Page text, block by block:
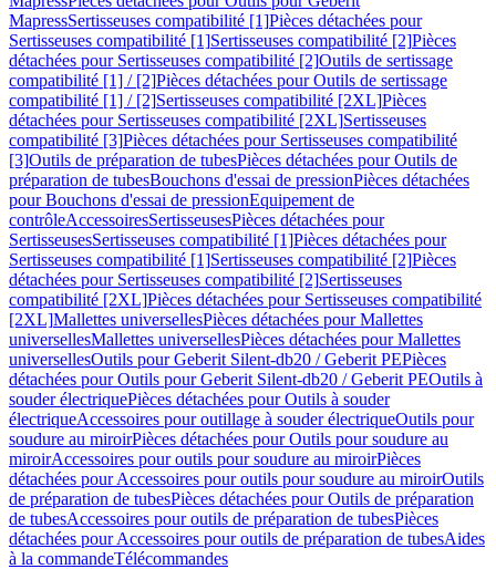
MapressSertisseuses compatibilité [1]Pièces détachées pour
Sertisseuses compatibilité [1]Sertisseuses compatibilité [2]Pièces
détachées pour Sertisseuses compatibilité [2]Outils de sertissage
compatibilité [1] / [2]Pièces détachées pour Outils de sertissage
compatibilité [1] / [2]Sertisseuses compatibilité [2XL]Pièces
détachées pour Sertisseuses compatibilité [2XL]Sertisseuses
compatibilité [3]Pièces détachées pour Sertisseuses compatibilité
[3]Outils de préparation de tubesPièces détachées pour Outils de
préparation de tubesBouchons d'essai de pressionPièces détachées
pour Bouchons d'essai de pressionEquipement de
contrôleAccessoiresSertisseusesPièces détachées pour
SertisseusesSertisseuses compatibilité [1]Pièces détachées pour
Sertisseuses compatibilité [1]Sertisseuses compatibilité [2]Pièces
détachées pour Sertisseuses compatibilité [2]Sertisseuses
compatibilité [2XL]Pièces détachées pour Sertisseuses compatibilité
[2XL]Mallettes universellesPièces détachées pour Mallettes
universellesMallettes universellesPièces détachées pour Mallettes
universellesOutils pour Geberit Silent-db20 / Geberit PEPièces
détachées pour Outils pour Geberit Silent-db20 / Geberit PEOutils à
souder électriquePièces détachées pour Outils à souder
électriqueAccessoires pour outillage à souder électriqueOutils pour
soudure au miroirPièces détachées pour Outils pour soudure au
miroirAccessoires pour outils pour soudure au miroirPièces
détachées pour Accessoires pour outils pour soudure au miroirOutils
de préparation de tubesPièces détachées pour Outils de préparation
de tubesAccessoires pour outils de préparation de tubesPièces
détachées pour Accessoires pour outils de préparation de tubesAides
à la commandeTélécommandes